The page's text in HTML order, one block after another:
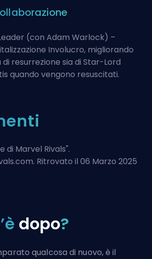
(con Adam Warlock) –
Involucro, migliorando
resurrezione sia di Star-Lord
quando vengono resuscitati.
di Marvel Rivals".
Ritrovato il 06 Marzo 2025
dopo?
qualcosa di nuovo, è il